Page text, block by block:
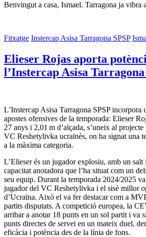
Benvingut a casa, Ismael. Tarragona ja vibra
Fitxatge Instercap Asisa Tarragona SPSP
Elieser Rojas aporta
l’Instercap Asisa Tarragona
L’Instercap Asisa Tarragona SPSP incorpora
apostes ofensives de la temporada: Elieser
27 anys i 2,01 m d’alçada, s’uneix al
VC Reshetylivka ucraïnès, on ha signat una
a la màxima categoria.
L’Elieser és un jugador explosiu, amb un salt
capacitat anotadora que l’ha situat com un
seu equip. Durant la temporada 2024/2025
jugador del VC Reshetylivka i el sisè millor
d’Ucraïna. Això el va fer destacar com a
partits disputats. A competició europea, la
arribar a anotar 18 punts en un sol partit i va
punts directes de servei en un mateix duel,
eficàcia i potència des de la línia de fons.